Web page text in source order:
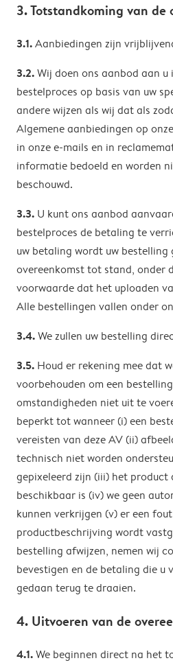
3. Totstandkoming van de
3.1.Aanbiedingen zijn
3.2.Wij doen ons aanbod aan u
bestelproces op basis van uw
andere wijzen als wij dat als
Algemene aanbiedingen op
in onze e-mails en in
informatie bedoeld en worden
beschouwd.
3.3. U kunt ons aanbod
bestelproces de betaling te
uw betaling wordt uw
overeenkomst tot stand, onder
voorwaarde dat het uploaden
Alle bestellingen vallen onder
3.4.We zullen uw bestelling
3.5. Houd er rekening mee dat
voorbehouden om een
omstandigheden niet uit te
beperkt tot wanneer (i) een
vereisten van deze AV (ii)
technisch niet worden
gepixeleerd zijn (iii) het
beschikbaar is (iv) we geen
kunnen verkrijgen (v) er een
productbeschrijving wordt
bestelling afwijzen, nemen wij
bevestigen en de betaling die u
gedaan terug te draaien.
4. Uitvoeren van de
4.1.We beginnen direct na het